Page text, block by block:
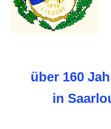
über 160
in